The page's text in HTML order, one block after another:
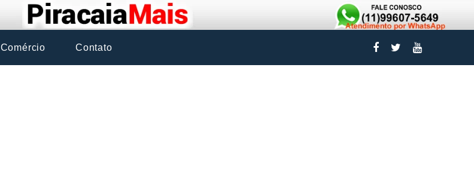
Comércio Contato